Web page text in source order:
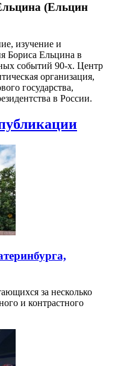
(Ельцин
изучение и
Бориса Ельцина в
событий 90-х. Центр
организация,
государства,
в России.
за несколько
и контрастного